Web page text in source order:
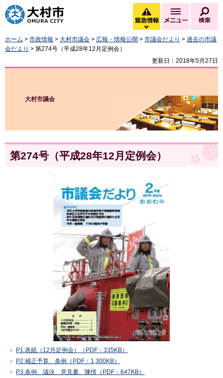
大村市
緊急情報
緊急情報を開く
メニュー
ホーム > 市政情報 > 大村市議会 > 広報・情報公開 > 市議会だより > 過去の市議
会だより > 第274号（平成28年12月定例会）
更新日：2018年5月27日
大村市議会
第274号（平成28年12月定例会）
P1:表紙（12月定例会）（PDF：335KB）
P2:補正予算、条例（PDF：1,300KB）
P3:条例、議決、意見書、陳情（PDF：647KB）